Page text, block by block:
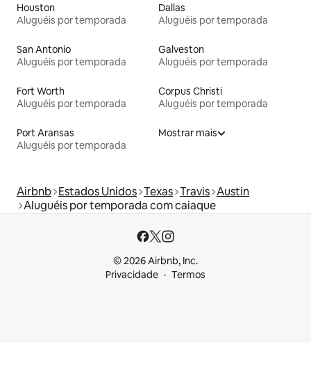
Houston
Aluguéis por temporada
Dallas
Aluguéis por temporada
San Antonio
Aluguéis por temporada
Galveston
Aluguéis por temporada
Fort Worth
Aluguéis por temporada
Corpus Christi
Aluguéis por temporada
Port Aransas
Aluguéis por temporada
Mostrar mais
Airbnb Estados Unidos Texas Travis Austin
Aluguéis por temporada com caiaque
© 2026 Airbnb, Inc.
Privacidade
Termos